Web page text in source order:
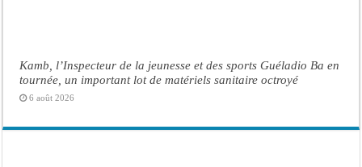
Kamb, l’Inspecteur de la jeunesse et des sports Guéladio Ba en
tournée, un important lot de matériels sanitaire octroyé
6 août 2026